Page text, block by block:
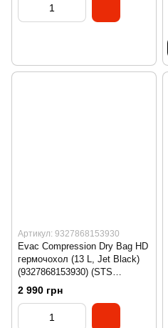
Артикул: 9327868153930
Evac Compression Dry Bag HD
гермочохол (13 L, Jet Black)
(9327868153930) (STS
ASG011041-050102)
2 990 грн